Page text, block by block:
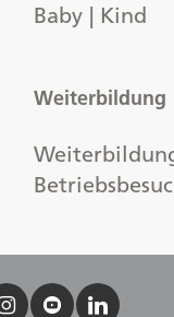
Baby | Kind
Weiterbildung